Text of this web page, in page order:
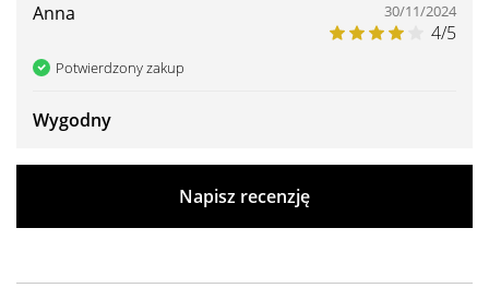
Anna 30/11/2024
4/5
Potwierdzony zakup
Wygodny
Napisz recenzję